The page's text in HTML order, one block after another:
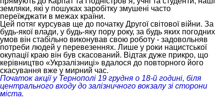
земляки, які у пошуках заробітку змушені часто
переїжджати в межах країни.
Цей потяг курсував ще до початку Другої світової війни. За
будь-якої влади, у будь-яку пору року, за будь яких погодних
умов він стабільно виконував свою роботу - задовольняв
потреби людей у перевезеннях. Лише у роки нацистської
окупації краю він був скасований. Відтак дуже прикро, що
керівництво «Укрзалізниці» вдалося до повторного його
скасування вже у мирний час.
Початок акції у Тернополі 19 грудня о 18-й годині, біля
центрального входу до залізничного вокзалу зі сторони
міста.